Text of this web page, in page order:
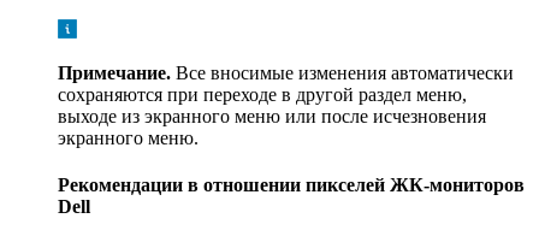
Примечание. Все вносимые изменения автоматически
сохраняются при переходе в другой раздел меню,
выходе из экранного меню или после исчезновения
экранного меню.
Рекомендации в отношении пикселей ЖК-мониторов
Dell